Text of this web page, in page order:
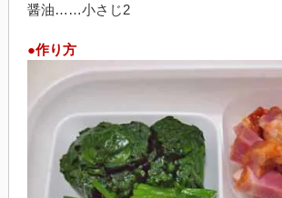
醤油……小さじ2
●作り方